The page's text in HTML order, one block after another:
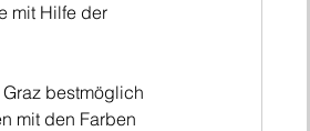
mit Hilfe der
bestmöglich
mit den Farben